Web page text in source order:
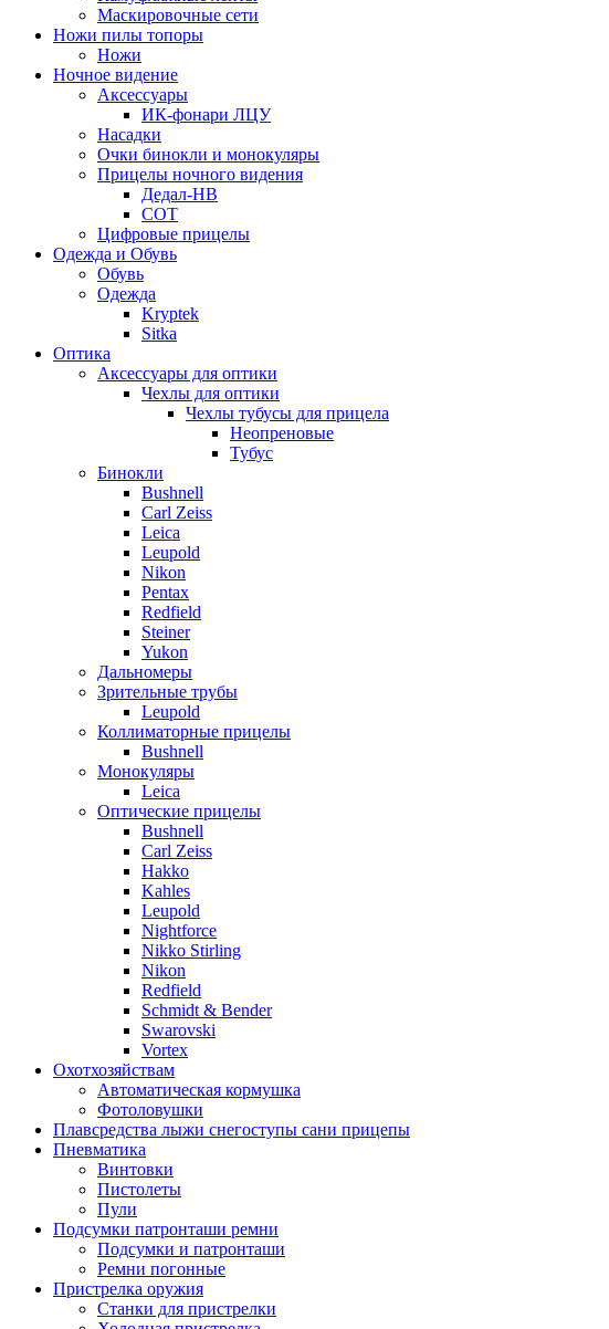
Маскировочные сети
Ножи пилы топоры
Ножи
Ночное видение
Аксессуары
ИК-фонари ЛЦУ
Насадки
Очки бинокли и монокуляры
Прицелы ночного видения
Дедал-НВ
СОТ
Цифровые прицелы
Одежда и Обувь
Обувь
Одежда
Kryptek
Sitka
Оптика
Аксессуары для оптики
Чехлы для оптики
Чехлы тубусы для прицела
Неопреновые
Тубус
Бинокли
Bushnell
Carl Zeiss
Leica
Leupold
Nikon
Pentax
Redfield
Steiner
Yukon
Дальномеры
Зрительные трубы
Leupold
Коллиматорные прицелы
Bushnell
Монокуляры
Leica
Оптические прицелы
Bushnell
Carl Zeiss
Hakko
Kahles
Leupold
Nightforce
Nikko Stirling
Nikon
Redfield
Schmidt & Bender
Swarovski
Vortex
Охотхозяйствам
Автоматическая кормушка
Фотоловушки
Плавсредства лыжи снегоступы сани прицепы
Пневматика
Винтовки
Пистолеты
Пули
Подсумки патронташи ремни
Подсумки и патронташи
Ремни погонные
Пристрелка оружия
Станки для пристрелки